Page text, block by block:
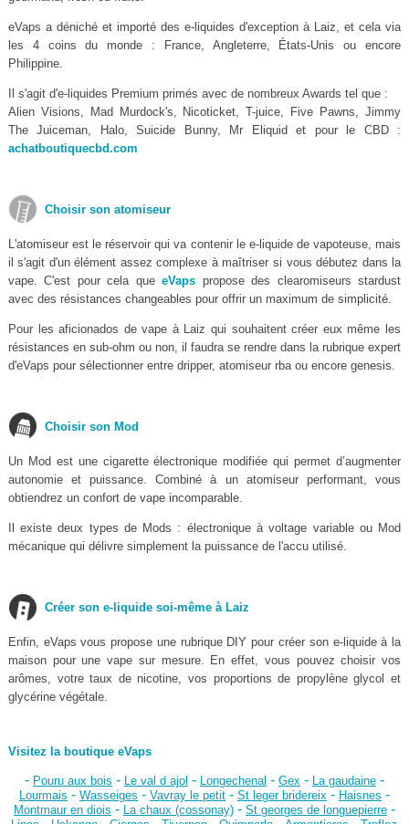
eVaps a déniché et importé des e-liquides d'exception à Laiz, et cela via
les 4 coins du monde : France, Angleterre, États-Unis ou encore
Philippine.
Il s'agit d'e-liquides Premium primés avec de nombreux Awards tel que :
Alien Visions, Mad Murdock's, Nicoticket, T-juice, Five Pawns, Jimmy
The Juiceman, Halo, Suicide Bunny, Mr Eliquid et pour le CBD :
achatboutiquecbd.com
Choisir son atomiseur
L'atomiseur est le réservoir qui va contenir le e-liquide de vapoteuse, mais
il s'agit d'un élément assez complexe à maîtriser si vous débutez dans la
vape. C'est pour cela queeVaps propose des clearomiseurs stardust
avec des résistances changeables pour offrir un maximum de simplicité.
Pour les aficionados de vape à Laiz qui souhaitent créer eux même les
résistances en sub-ohm ou non, il faudra se rendre dans la rubrique expert
d'eVaps pour sélectionner entre dripper, atomiseur rba ou encore genesis.
Choisir son Mod
Un Mod est une cigarette électronique modifiée qui permet d’augmenter
autonomie et puissance. Combiné à un atomiseur performant, vous
obtiendrez un confort de vape incomparable.
Il existe deux types de Mods : électronique à voltage variable ou Mod
mécanique qui délivre simplement la puissance de l'accu utilisé.
Créer son e-liquide soi-même à Laiz
Enfin, eVaps vous propose une rubrique DIY pour créer son e-liquide à la
maison pour une vape sur mesure. En effet, vous pouvez choisir vos
arômes, votre taux de nicotine, vos proportions de propylène glycol et
glycérine végétale.
Visitez la boutique eVaps
- Pouru aux bois - Le val d ajol - Longechenal - Gex - La gaudaine-
Lourmais - Wasseiges - Vavray le petit- St leger bridereix - Haisnes -
Montmaur en diois - La chaux (cossonay)- St georges de longuepierre-